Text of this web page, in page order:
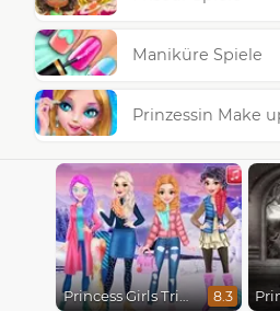
Maniküre Spiele
Prinzessin Make
Princess Girls Trip To Aspen 8.3